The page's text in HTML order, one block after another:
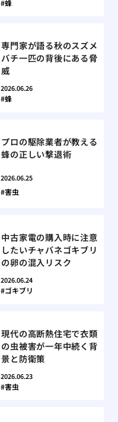
蜂
専門家が語る秋のスズメ
バチ一匹の背後にある脅
威
2026.06.26
蜂
プロの駆除業者が教える
蜂の正しい撃退術
2026.06.25
害虫
中古家電の購入時に注意
したいチャバネゴキブリ
の卵の混入リスク
2026.06.24
ゴキブリ
現代の高断熱住宅で衣類
の虫被害が一年中続く背
景と防衛策
2026.06.23
害虫